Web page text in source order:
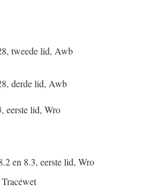
tweede lid, Awb
derde lid, Awb
eerste lid, Wro
en 8.3, eerste lid, Wro